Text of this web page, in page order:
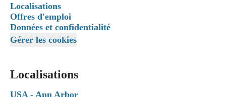
Localisations
Offres d'emploi
Données et confidentialité
Gérer les cookies
Localisations
USA - Ann Arbor